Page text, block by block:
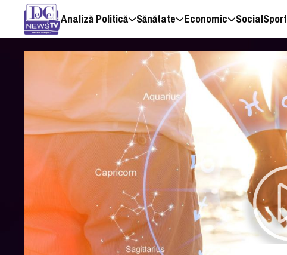
Analiză Politică Sănătate Economic SocialSport